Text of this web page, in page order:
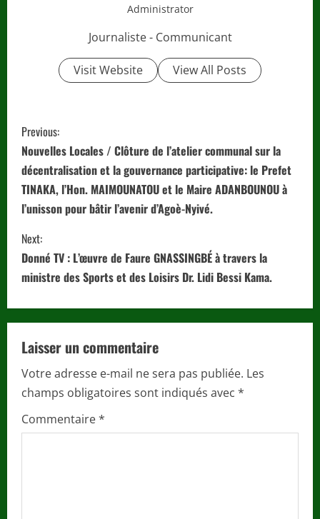
Administrator
Journaliste - Communicant
Visit Website View All Posts
C
o
n
t
i
n
u
e
R
e
a
Previous:
Nouvelles Locales / Clôture de l’atelier communal sur la
décentralisation et la gouvernance participative: le Prefet
TINAKA, l’Hon. MAIMOUNATOU et le Maire ADANBOUNOU à
l’unisson pour bâtir l’avenir d’Agoè-Nyivé.
Next:
Donné TV : L’œuvre de Faure GNASSINGBÉ à travers la
ministre des Sports et des Loisirs Dr. Lidi Bessi Kama.
Laisser un commentaire
Votre adresse e-mail ne sera pas publiée. Les
champs obligatoires sont indiqués avec *
Commentaire*